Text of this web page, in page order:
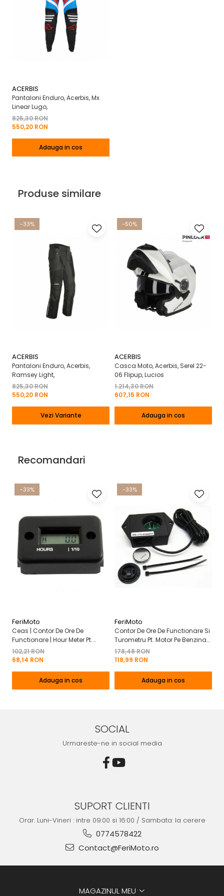
ACERBIS
Pantaloni Enduro, Acerbis, Mx
Linear Lugo,
825,30 RON
550,20 RON
Adauga in cos
Produse similare
-33%
ACERBIS
Pantaloni Enduro, Acerbis,
Ramsey Light,
825,30 RON
550,20 RON
Vezi Variante
-50%
ACERBIS
Casca Moto, Acerbis, Serel 22-
06 Flipup, Lucios
1.214,30 RON
607,15 RON
Adauga in cos
Recomandari
-33%
FeriMoto
Ceas | Contor De Ore De
Functionare | Hour Meter Pt.
Motor Pe Benzina 2T | 4T
102,21 RON
68,14 RON
Adauga in cos
-33%
FeriMoto
Contor De Ore De Functionare Si
Turometru Pt. Motor Pe Benzina
2T | 4T Cu Capac De Baterie
178,48 RON
118,99 RON
Adauga in cos
SOCIAL
Urmareste-ne in social media
SUPORT CLIENTI
Orar. Luni-Vineri : intre 09:00 si 16:00 / Sambata: la cerere
0774578422
Contact@FeriMoto.ro
MAGAZINUL MEU